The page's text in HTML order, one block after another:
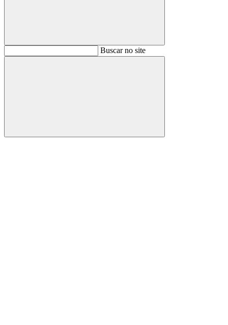
BuscarBuscar no site
Buscar